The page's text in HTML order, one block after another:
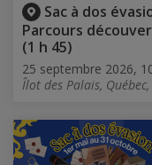
Sac à dos
Parcours
(1 h 45)
25 septembre 2026,
Îlot des Palais, Québec,